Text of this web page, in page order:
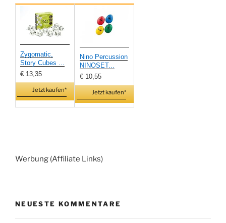
Zygomatic,
Story Cubes ...
€ 13,35
Jetzt kaufen*
Nino Percussion
NINOSET...
€ 10,55
Jetzt kaufen*
Werbung (Affiliate Links)
NEUESTE KOMMENTARE